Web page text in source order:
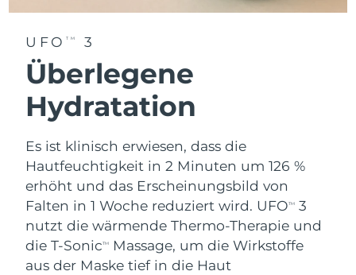
UFO TM 3
Überlegene
Hydratation
Es ist klinisch erwiesen, dass die
Hautfeuchtigkeit in 2 Minuten um 126 %
erhöht und das Erscheinungsbild von
Falten in 1 Woche reduziert wird. UFOTM
3
nutzt die wärmende Thermo-Therapie und
die T-SonicTM
Massage, um die Wirkstoffe
aus der Maske tief in die Haut